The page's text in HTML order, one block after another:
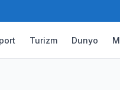
Turizm Dunyo